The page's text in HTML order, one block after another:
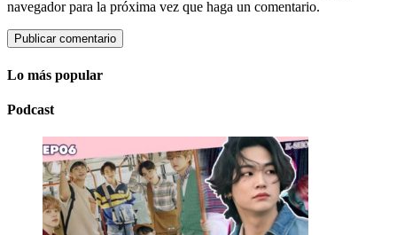
navegador para la próxima vez que haga un comentario.
Lo más popular
Podcast